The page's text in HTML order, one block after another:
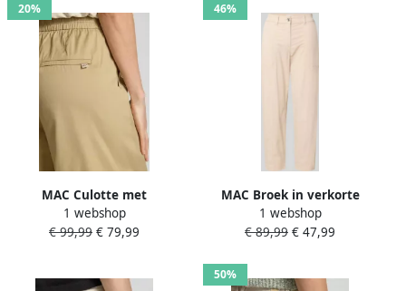
20%
MAC Culotte met
achterzakken model
'CAROLINE'
1 webshop
€ 99,99 € 79,99
46%
MAC Broek in verkorte
pasvorm model 'EBBY'
1 webshop
€ 89,99 € 47,99
50%